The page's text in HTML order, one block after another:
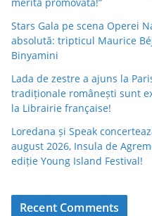
Stars Gala pe scena Operei
absolută: tripticul Maurice
Binyamini
Lada de zestre a ajuns la
tradiționale românești sunt
la Librairie française!
Loredana și Speak
august 2026, Insula de
ediție Young Island Festival!
Recent Comments